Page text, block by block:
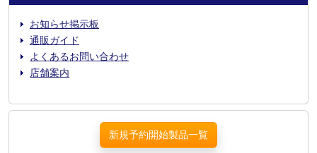
お知らせ掲示板
通販ガイド
よくあるお問い合わせ
店舗案内
新規予約開始製品一覧